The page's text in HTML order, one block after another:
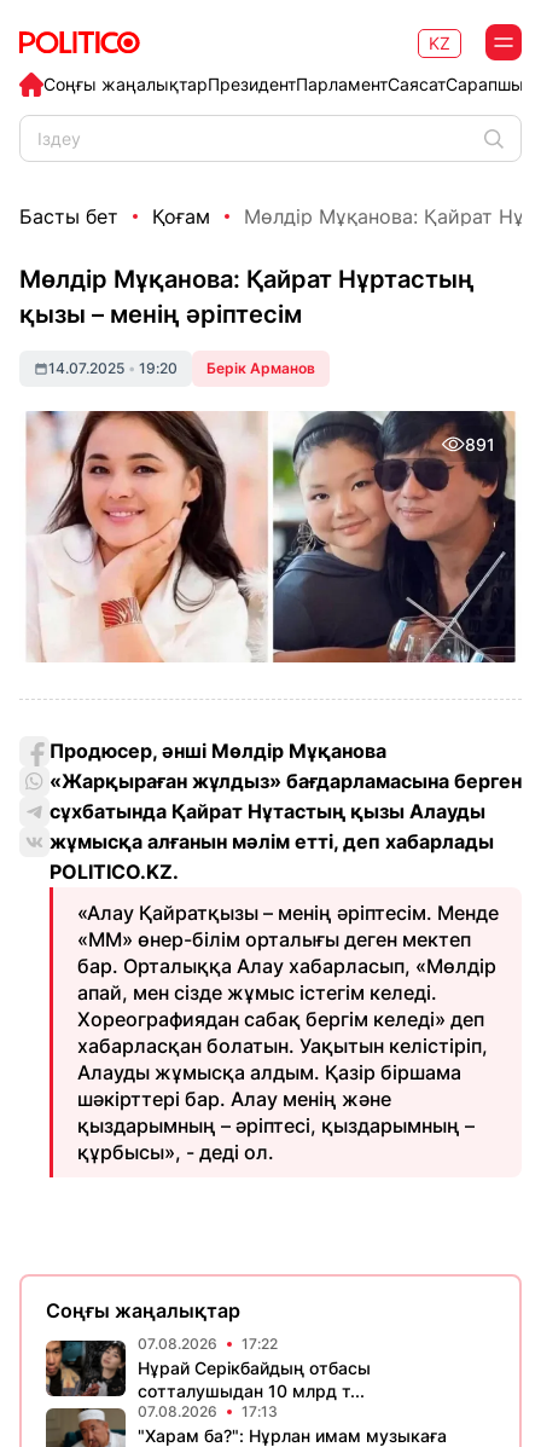
Соңғы жаңалықтарПрезидентПарламентСаясат
KZ
Басты бет Қоғам Мөлдір Мұқанова: Қайрат
Мөлдір Мұқанова: Қайрат Нұртастың
қызы – менің әріптесім
14.07.2025 • 19:20 Берік Арманов
891
Продюсер, әнші Мөлдір Мұқанова
«Жарқыраған жұлдыз» бағдарламасына берген
сұхбатында Қайрат Нұтастың қызы Алауды
жұмысқа алғанын мәлім етті, деп хабарлады
POLITICO.KZ.
«Алау Қайратқызы – менің әріптесім. Менде
«ММ» өнер-білім орталығы деген мектеп
бар. Орталыққа Алау хабарласып, «Мөлдір
апай, мен сізде жұмыс істегім келеді.
Хореографиядан сабақ бергім келеді» деп
хабарласқан болатын. Уақытын келістіріп,
Алауды жұмысқа алдым. Қазір біршама
шәкірттері бар. Алау менің және
қыздарымның – әріптесі, қыздарымның –
құрбысы», - деді ол.
Соңғы жаңалықтар
07.08.2026 17:22
Нұрай Серікбайдың отбасы
сотталушыдан 10 млрд т...
07.08.2026 17:13
"Харам ба?": Нұрлан имам музыкаға